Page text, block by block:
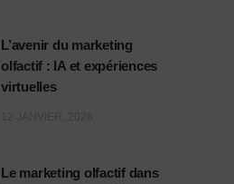
L’avenir du marketing
olfactif : IA et expériences
virtuelles
Le marketing olfactif dans